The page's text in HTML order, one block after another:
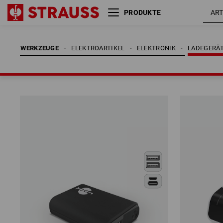
PRODUKTE
WERKZEUGE ELEKTRONIK
ELEKTROARTIKEL
WERKZEUGE ELEKTRONIK
ELEKTROARTIKEL